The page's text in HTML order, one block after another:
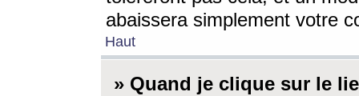
abaissera simplement votre
Haut
» Quand je clique sur le